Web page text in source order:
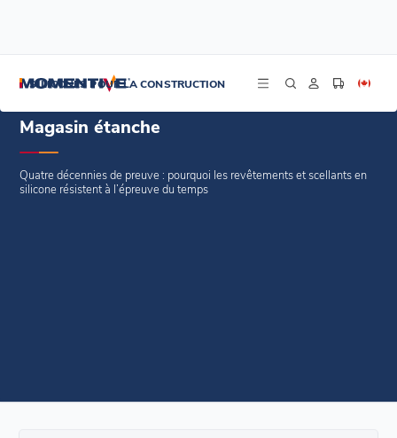
SILICONES POUR LA CONSTRUCTION
Magasin étanche
Quatre décennies de preuve : pourquoi les revêtements et scellants en
silicone résistent à l’épreuve du temps